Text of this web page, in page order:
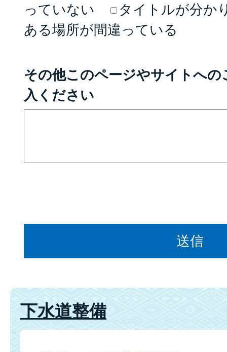
っていない
タイトルが分か
ある場所が間違っている
その他このページやサイトへ
入ください
下水道整備